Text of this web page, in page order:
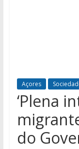
Açores
‘Plena
do